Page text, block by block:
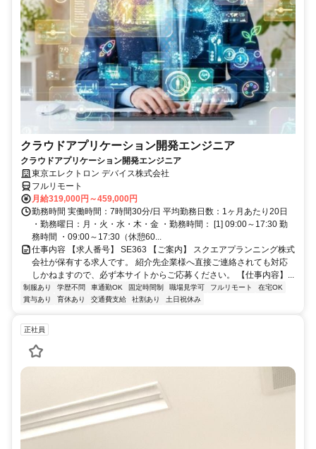
クラウドアプリケーション開発エンジニア
クラウドアプリケーション開発エンジニア
東京エレクトロン デバイス株式会社
フルリモート
月給319,000円～459,000円
勤務時間 実働時間：7時間30分/日 平均勤務日数：1ヶ月あたり20日
・勤務曜日：月・火・水・木・金 ・勤務時間： [1] 09:00～17:30 勤
務時間 ・09:00～17:30（休憩60...
仕事内容 【求人番号】 SE363 【ご案内】 スクエアプランニング株式
会社が保有する求人です。 紹介先企業様へ直接ご連絡されても対応
しかねますので、必ず本サイトからご応募ください。 【仕事内容】...
制服あり 学歴不問 車通勤OK 固定時間制 職場見学可 フルリモート
在宅OK
賞与あり
育休あり 交通費支給 社割あり 土日祝休み
正社員